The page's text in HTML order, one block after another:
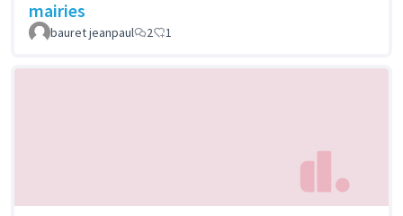
mairies
bauret jeanpaul 2 1